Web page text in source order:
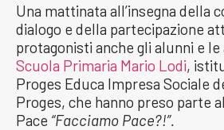
Una mattinata all’insegna della
dialogo e della partecipazione
protagonisti anche gli alunni e
Scuola Primaria Mario Lodi,
Proges Educa Impresa Sociale
Proges, che hanno preso parte
Pace “Facciamo Pace?!”.